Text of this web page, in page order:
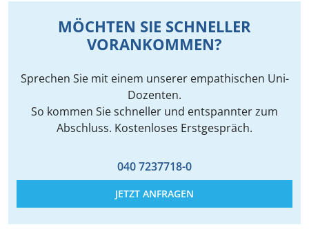
MÖCHTEN SIE SCHNELLER
VORANKOMMEN?
Sprechen Sie mit einem unserer empathischen Uni-
Dozenten.
So kommen Sie schneller und entspannter zum
Abschluss. Kostenloses Erstgespräch.
040 7237718-0
JETZT ANFRAGEN